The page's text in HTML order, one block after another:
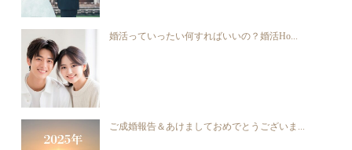
婚活っていったい何すればいいの？婚活Ho...
ご成婚報告＆あけましておめでとうございま...